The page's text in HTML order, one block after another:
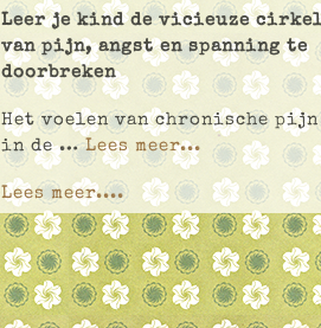
Leer je kind de vicieuze
van pijn, angst en spanning te
doorbreken
Het voelen van chronische pijn
in de …Lees meer...
Lees meer....